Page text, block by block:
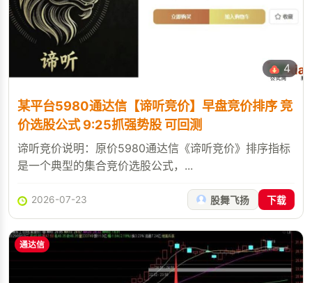
4
某平台5980通达信【谛听竞价】早盘竞价排序 竞
价选股公式 9:25抓强势股 可回测
谛听竞价说明：原价5980通达信《谛听竞价》排序指标
是一个典型的集合竞价选股公式，...
2026-07-23 股舞飞扬 下载
通达信